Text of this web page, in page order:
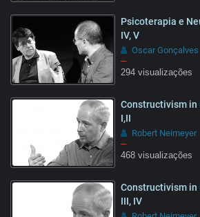
Psicoterapia e
IV, V
Oscar Gonçalves
–
294 visualizações
Constructivism in
I,II
Robert Neimeyer
–
468 visualizações
Constructivism in
III, IV